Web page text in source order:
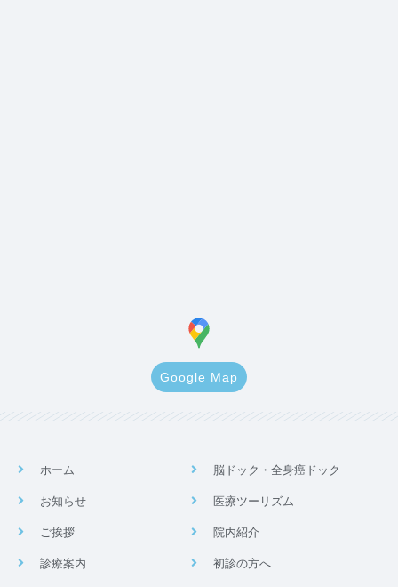
Google Map
ホーム
お知らせ
ご挨拶
診療案内
脳ドック・全身癌ドック
医療ツーリズム
院内紹介
初診の方へ